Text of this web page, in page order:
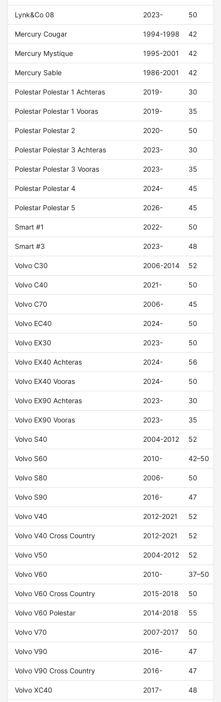
Lynk&Co 08 2023- 50
Mercury Cougar 1994-1998 42
Mercury Mystique 1995-2001 42
Mercury Sable 1986-2001 42
Polestar Polestar 1 Achteras 2019- 30
Polestar Polestar 1 Vooras 2019- 35
Polestar Polestar 2 2020- 50
Polestar Polestar 3 Achteras 2023- 30
Polestar Polestar 3 Vooras 2023- 35
Polestar Polestar 4 2024- 45
Polestar Polestar 5 2026- 45
Smart #1 2022- 50
Smart #3 2023- 48
Volvo C30 2006-2014 52
Volvo C40 2021- 50
Volvo C70 2006- 45
Volvo EC40 2024- 50
Volvo EX30 2023- 50
Volvo EX40 Achteras 2024- 56
Volvo EX40 Vooras 2024- 50
Volvo EX90 Achteras 2023- 30
Volvo EX90 Vooras 2023- 35
Volvo S40 2004-2012 52
Volvo S60 2010- 42–50
Volvo S80 2006- 50
Volvo S90 2016- 47
Volvo V40 2012-2021 52
Volvo V40 Cross Country 2012-2021 52
Volvo V50 2004-2012 52
Volvo V60 2010- 37–50
Volvo V60 Cross Country 2015-2018 50
Volvo V60 Polestar 2014-2018 55
Volvo V70 2007-2017 50
Volvo V90 2016- 47
Volvo V90 Cross Country 2016- 47
Volvo XC40 2017- 48